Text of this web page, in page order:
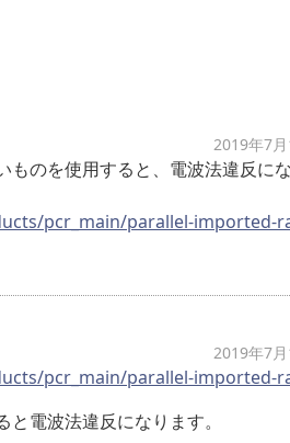
2019年7
ものを使用すると、電波法違反に
pcr_main/parallel-imported-
2019年7
pcr_main/parallel-imported-
電波法違反になります。